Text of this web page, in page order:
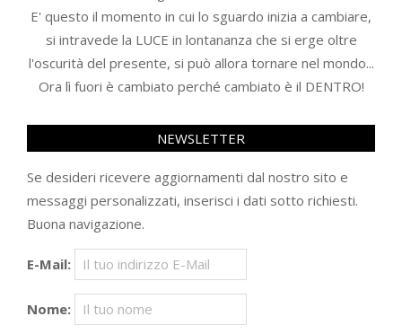
E' questo il momento in cui lo sguardo inizia a cambiare,
si intravede la LUCE in lontananza che si erge oltre
l'oscurità del presente, si può allora tornare nel mondo...
Ora lì fuori è cambiato perché cambiato è il DENTRO!
NEWSLETTER
Se desideri ricevere aggiornamenti dal nostro sito e
messaggi personalizzati, inserisci i dati sotto richiesti.
Buona navigazione.
E-Mail:
Nome: